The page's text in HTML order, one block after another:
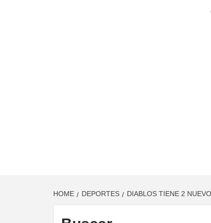
HOME DEPORTES DIABLOS TIENE 2